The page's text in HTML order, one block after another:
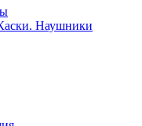
Наушники